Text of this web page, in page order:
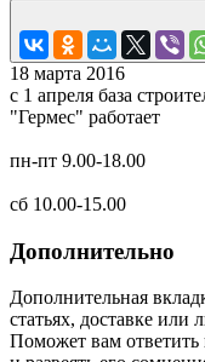
18 марта 2016
с 1 апреля база
"Гермес" работает
пн-пт 9.00-18.00
сб 10.00-15.00
Дополнительно
Дополнительная
статьях, доставке или
Поможет вам